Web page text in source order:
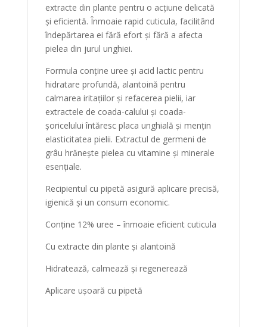
extracte din plante pentru o acțiune delicată
și eficientă. Înmoaie rapid cuticula, facilitând
îndepărtarea ei fără efort și fără a afecta
pielea din jurul unghiei.
Formula conține uree și acid lactic pentru
hidratare profundă, alantoină pentru
calmarea iritațiilor și refacerea pielii, iar
extractele de coada-calului și coada-
șoricelului întăresc placa unghială și mențin
elasticitatea pielii. Extractul de germeni de
grâu hrănește pielea cu vitamine și minerale
esențiale.
Recipientul cu pipetă asigură aplicare precisă,
igienică și un consum economic.
Conține 12% uree – înmoaie eficient cuticula
Cu extracte din plante și alantoină
Hidratează, calmează și regenerează
Aplicare ușoară cu pipetă